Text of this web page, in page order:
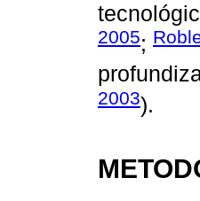
2005;
2003).